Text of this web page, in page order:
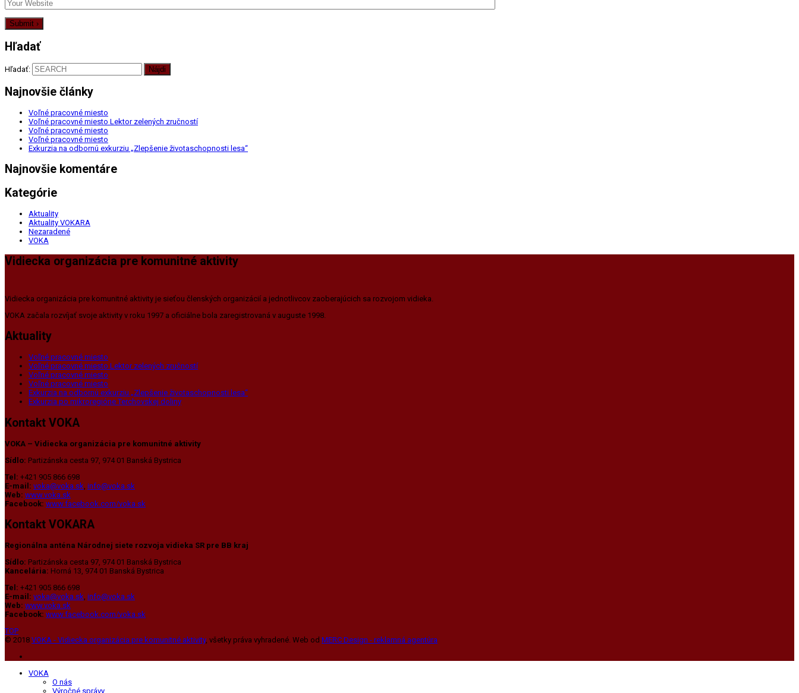
Hľadať
Hľadať:
Najnovšie články
Voľné pracovné miesto
Voľné pracovné miesto Lektor zelených zručností
Voľné pracovné miesto
Voľné pracovné miesto
Exkurzia na odbornú exkurziu „Zlepšenie životaschopnosti lesa“
Najnovšie komentáre
Kategórie
Aktuality
Aktuality VOKARA
Nezaradené
VOKA
Vidiecka organizácia pre komunitné aktivity
Vidiecka organizácia pre komunitné aktivity je sieťou členských organizácií a jednotlivcov zaoberajúcich sa rozvojom vidieka.
VOKA začala rozvíjať svoje aktivity v roku 1997 a oficiálne bola zaregistrovaná v auguste 1998.
Aktuality
Voľné pracovné miesto
Voľné pracovné miesto Lektor zelených zručností
Voľné pracovné miesto
Voľné pracovné miesto
Exkurzia na odbornú exkurziu „Zlepšenie životaschopnosti lesa“
Exkurzia po mikroregióne Terchovskej doliny
Kontakt VOKA
VOKA – Vidiecka organizácia pre komunitné aktivity
Sídlo: Partizánska cesta 97, 974 01 Banská Bystrica
Tel: +421 905 866 698
E-mail: voka@voka.sk info@voka.sk
Web: www.voka.sk
Facebook: www.facebook.com/voka.sk
Kontakt VOKARA
Regionálna anténa Národnej siete rozvoja vidieka SR pre BB kraj
Sídlo: Partizánska cesta 97, 974 01 Banská Bystrica
Kancelária: Horná 13, 974 01 Banská Bystrica
Tel: +421 905 866 698
E-mail: voka@voka.sk, info@voka.sk
Web: www.voka.sk
Facebook: www.facebook.com/voka.sk
TOP
© 2018 VOKA - Vidiecka organizácia pre komunitné aktivity, všetky práva vyhradené. Web od MERC Design - reklamná agentúra
VOKA
O nás
Výročné správy